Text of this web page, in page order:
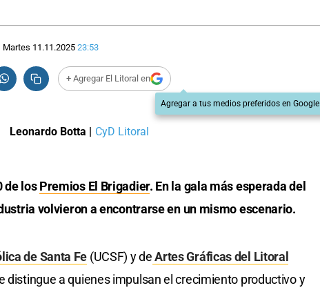
Martes 11.11.2025 23:53
+ Agregar El Litoral en
Agregar a tus medios preferidos en Google
Leonardo Botta | CyD Litoral
de losPremios El Brigadier. En la gala más esperada del
volvieron a encontrarse en un mismo escenario.
de Santa Fe (UCSF) y deArtes Gráficas del Litoral
distingue a quienes impulsan el crecimiento productivo y